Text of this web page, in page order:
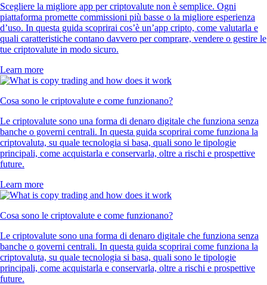
Scegliere la migliore app per criptovalute non è semplice. Ogni
piattaforma promette commissioni più basse o la migliore esperienza
d’uso. In questa guida scoprirai cos’è un’app cripto, come valutarla e
quali caratteristiche contano davvero per comprare, vendere o gestire le
tue criptovalute in modo sicuro.
Learn more
Cosa sono le criptovalute e come funzionano?
Le criptovalute sono una forma di denaro digitale che funziona senza
banche o governi centrali. In questa guida scoprirai come funziona la
criptovaluta, su quale tecnologia si basa, quali sono le tipologie
principali, come acquistarla e conservarla, oltre a rischi e prospettive
future.
Learn more
Cosa sono le criptovalute e come funzionano?
Le criptovalute sono una forma di denaro digitale che funziona senza
banche o governi centrali. In questa guida scoprirai come funziona la
criptovaluta, su quale tecnologia si basa, quali sono le tipologie
principali, come acquistarla e conservarla, oltre a rischi e prospettive
future.